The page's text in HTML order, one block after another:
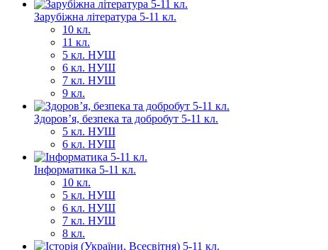
Зарубіжна література 5-11 кл.
10 кл.
11 кл.
5 кл. НУШ
6 кл. НУШ
7 кл. НУШ
9 кл.
Здоров’я, безпека та добробут 5-11 кл.
5 кл. НУШ
6 кл. НУШ
Інформатика 5-11 кл.
10 кл.
5 кл. НУШ
6 кл. НУШ
7 кл. НУШ
8 кл.